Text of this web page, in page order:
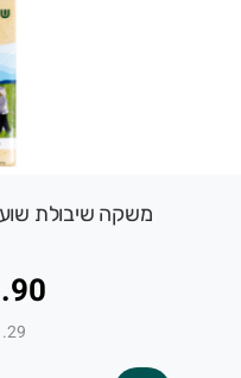
משקה שיבולת שועל אורגני 1
₪1.29